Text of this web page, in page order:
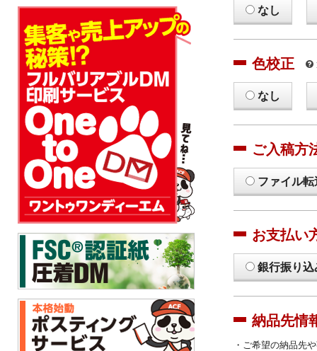
なし
色校正
なし
ご入稿方
ファイル
お支払い
銀行振り込
納品先情
・ご希望の納品先